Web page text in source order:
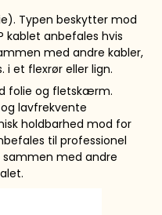
Typen beskytter mod
kablet anbefales hvis
med andre kabler,
i et flexrør eller lign.
folie og fletskærm.
lavfrekvente
holdbarhed mod for
til professionel
med andre